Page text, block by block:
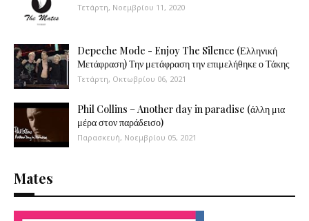
Τετάρτη, Νοεμβρίου 11, 2020
Depeche Mode - Enjoy The Silence (Ελληνική
Μετάφραση) Την μετάφραση την επιμελήθηκε ο Τάκης
Τετάρτη, Οκτωβρίου 06, 2021
Phil Collins – Another day in paradise (άλλη μια
μέρα στον παράδεισο)
Παρασκευή, Νοεμβρίου 05, 2021
Mates